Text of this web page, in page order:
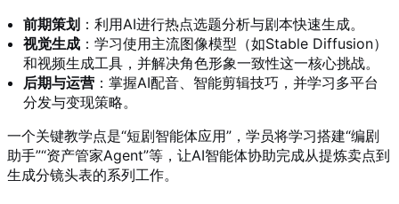
前期策划 ：利用AI进行热点选题分析与剧本快速生成。
视觉生成 ：学习使用主流图像模型（如Stable Diffusion）
和视频生成工具，并解决角色形象一致性这一核心挑战。
后期与运营 ：掌握AI配音、智能剪辑技巧，并学习多平台
分发与变现策略。
一个关键教学点是“短剧智能体应用”，学员将学习搭建“编剧
助手”“资产管家Agent”等，让AI智能体协助完成从提炼卖点到
生成分镜头表的系列工作。